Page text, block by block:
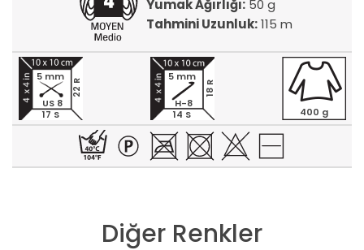
Yumak Ağırlığı: 50 g
Tahmini Uzunluk:115 m
17 S
22 R
5 mm
US 8
14 S
18 R
5 mm
H-8
400 g
Diğer Renkler